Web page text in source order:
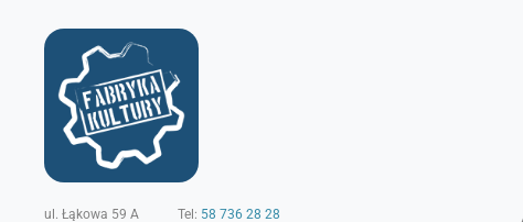
ul. Łąkowa 59 A Tel: 58 736 28 28